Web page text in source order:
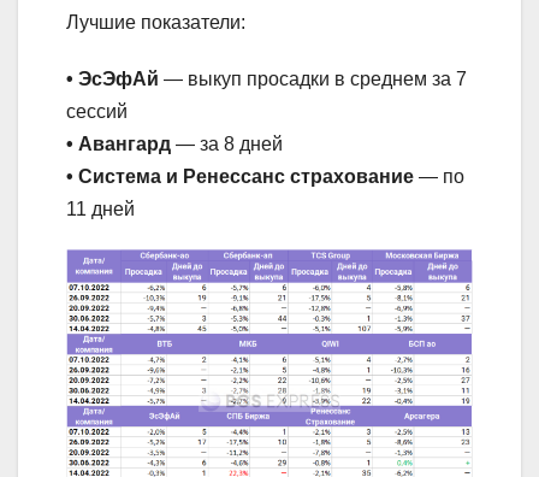
Лучшие показатели:
• ЭсЭфАй — выкуп просадки в среднем за 7
сессий
• Авангард — за 8 дней
• Система и Ренессанс страхование — по
11 дней